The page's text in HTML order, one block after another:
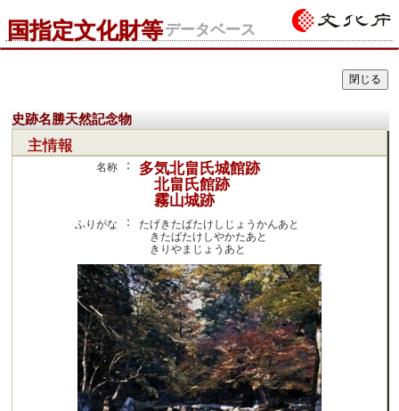
国指定文化財等データベース
史跡名勝天然記念物
主情報
名称 ：
多気北畠氏城館跡
北畠氏館跡
霧山城跡
ふりがな ：
たげきたばたけしじょうかんあと
きたばたけしやかたあと
きりやまじょうあと